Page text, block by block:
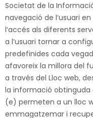
Societat de la
navegació de l’usuari
l’accés als diferents
a l’usuari tornar a
predefinides cada
afavoreix la millora del
a través del Lloc web,
la informació obtinguda
(e) permeten a un lloc
emmagatzemar i